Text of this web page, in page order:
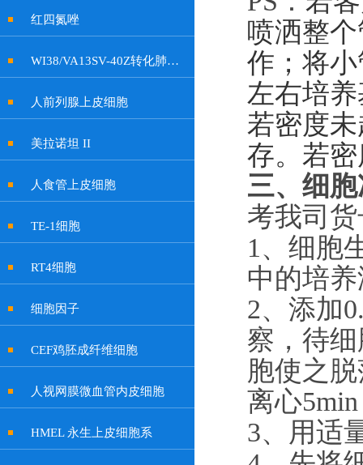
红四氮唑
WI38/VA13SV-40Z转化肺成纤维细胞
人前列腺上皮细胞
美拉诺坦 II
人食管上皮细胞
TE-1细胞
RT4细胞
细胞因子
CEF鸡胚成纤维细胞
人视网膜微血管内皮细胞
HMEL 永生上皮细胞系
喷洒整
作；将
左右培
若密度
存。若
三、 细
考我司
1 、 细胞
中的培
2、 添加
察，待
胞使之
离心
3、
用适